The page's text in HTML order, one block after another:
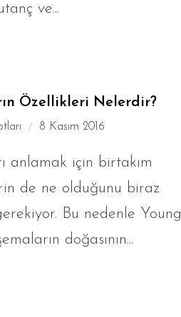
ve...
Özellikleri Nelerdir?
8 Kasım 2016
anlamak için birtakım
de ne olduğunu biraz
Bu nedenle Young
doğasının...